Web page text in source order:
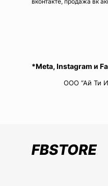
*Meta, Instagram и
ООО “Ай Ти